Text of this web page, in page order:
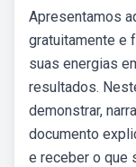
Apresentamos
gratuitamente e
suas energias
resultados.
demonstrar,
documento
e receber o que